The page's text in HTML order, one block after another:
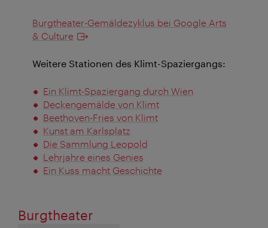
Burgtheater-Gemäldezyklus bei Google Arts
& Culture
Weitere Stationen des Klimt-Spaziergangs:
Ein Klimt-Spaziergang durch Wien
Deckengemälde von Klimt
Beethoven-Fries von Klimt
Kunst am Karlsplatz
Die Sammlung Leopold
Lehrjahre eines Genies
Ein Kuss macht Geschichte
Burgtheater